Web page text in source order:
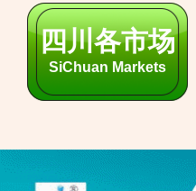
杭州各市场
HangZhou Markets